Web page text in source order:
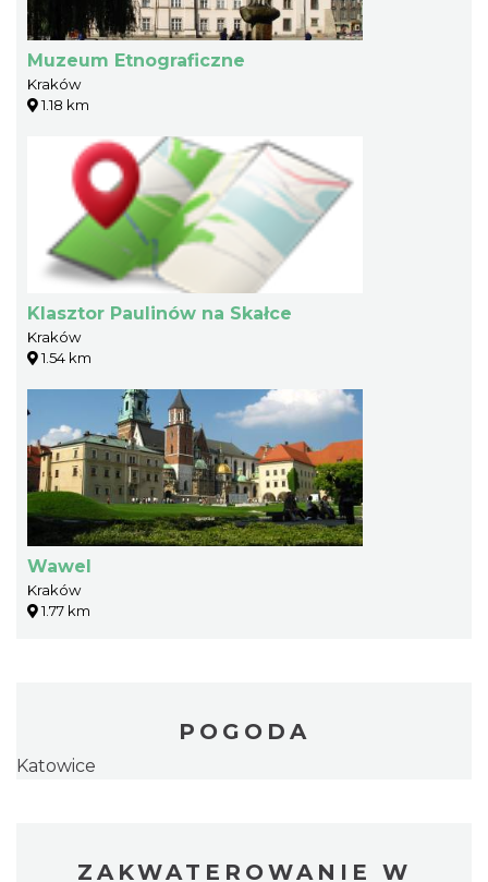
Muzeum Etnograficzne
Kraków
1.18 km
Klasztor Paulinów na Skałce
Kraków
1.54 km
Wawel
Kraków
1.77 km
POGODA
Katowice
ZAKWATEROWANIE W